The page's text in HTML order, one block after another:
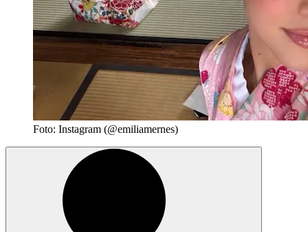
Foto: Instagram (@emiliamernes)